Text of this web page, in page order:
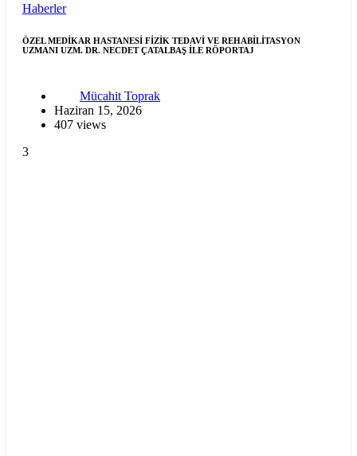
Haberler
ÖZEL MEDİKAR HASTANESİ FİZİK TEDAVİ VE REHABİLİTASYON
UZMANI UZM. DR. NECDET ÇATALBAŞ İLE RÖPORTAJ
Mücahit Toprak
Haziran 15, 2026
407 views
3